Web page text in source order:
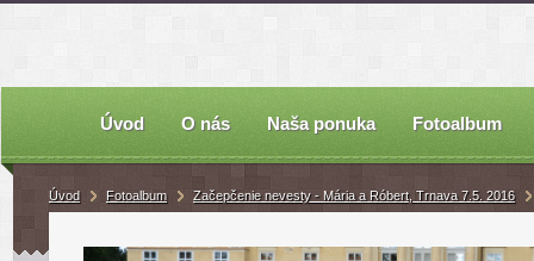
Úvod O nás Naša ponuka Fotoalbum
Úvod Fotoalbum Začepčenie nevesty - Mária a Róbert, Trnava 7.5. 2016